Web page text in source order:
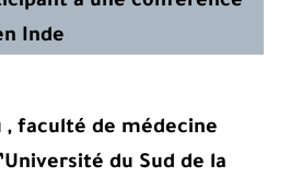
Inde
faculté de médecine
du Sud de la